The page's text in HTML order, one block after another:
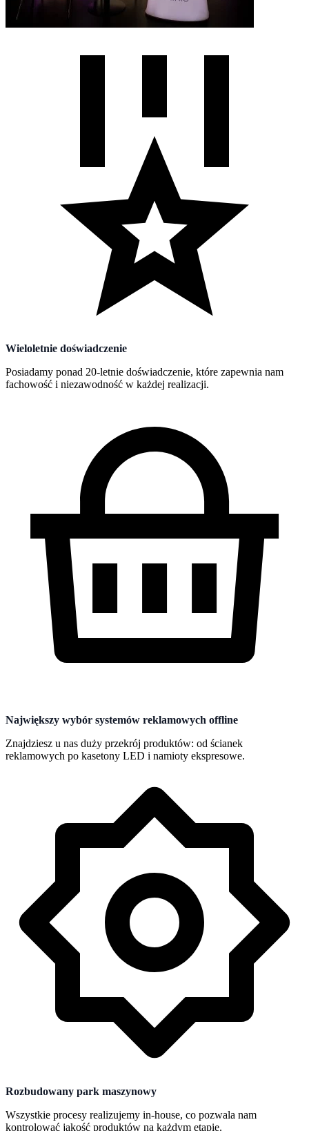
Wieloletnie doświadczenie
Posiadamy ponad 20-letnie doświadczenie, które zapewnia nam
fachowość i niezawodność w każdej realizacji.
Największy wybór systemów reklamowych offline
Znajdziesz u nas duży przekrój produktów: od ścianek
reklamowych po kasetony LED i namioty ekspresowe.
Rozbudowany park maszynowy
Wszystkie procesy realizujemy in-house, co pozwala nam
kontrolować jakość produktów na każdym etapie.